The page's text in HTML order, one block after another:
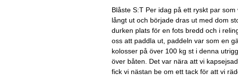
Blåste S:T Per idag på ett ryskt par
långt ut och började dras ut med dom
durken plats för en fots bredd och i
oss att paddla ut, paddeln var som en
kolosser på över 100 kg st i denna
över båten. Det var nära att vi
fick vi nästan be om ett tack för att vi